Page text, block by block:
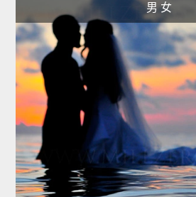
男 女